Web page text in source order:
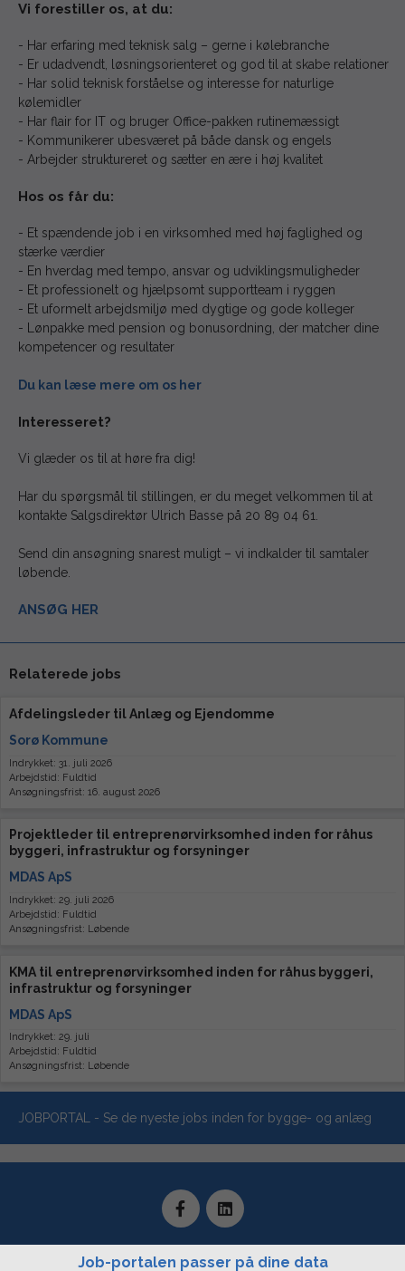
Vi forestiller os, at du:
- Har erfaring med teknisk salg – gerne i kølebranche
- Er udadvendt, løsningsorienteret og god til at skabe relationer
- Har solid teknisk forståelse og interesse for naturlige
kølemidler
- Har flair for IT og bruger Office-pakken rutinemæssigt
- Kommunikerer ubesværet på både dansk og engels
- Arbejder struktureret og sætter en ære i høj kvalitet
Hos os får du:
- Et spændende job i en virksomhed med høj faglighed og
stærke værdier
- En hverdag med tempo, ansvar og udviklingsmuligheder
- Et professionelt og hjælpsomt supportteam i ryggen
- Et uformelt arbejdsmiljø med dygtige og gode kolleger
- Lønpakke med pension og bonusordning, der matcher dine
kompetencer og resultater
Du kan læse mere om os her
Interesseret?
Vi glæder os til at høre fra dig!
Har du spørgsmål til stillingen, er du meget velkommen til at
kontakte Salgsdirektør Ulrich Basse på 20 89 04 61.
Send din ansøgning snarest muligt – vi indkalder til samtaler
løbende.
ANSØG HER
Relaterede jobs
Afdelingsleder til Anlæg og Ejendomme
Sorø Kommune
Indrykket: 31. juli 2026
Arbejdstid: Fuldtid
Ansøgningsfrist: 16. august 2026
Projektleder til entreprenørvirksomhed inden for råhus
byggeri, infrastruktur og forsyninger
MDAS ApS
Indrykket: 29. juli 2026
Arbejdstid: Fuldtid
Ansøgningsfrist: Løbende
KMA til entreprenørvirksomhed inden for råhus byggeri,
infrastruktur og forsyninger
MDAS ApS
Indrykket: 29. juli
Arbejdstid: Fuldtid
Ansøgningsfrist: Løbende
JOBPORTAL - Se de nyeste jobs inden for bygge- og anlæg
Job-portalen passer på dine data